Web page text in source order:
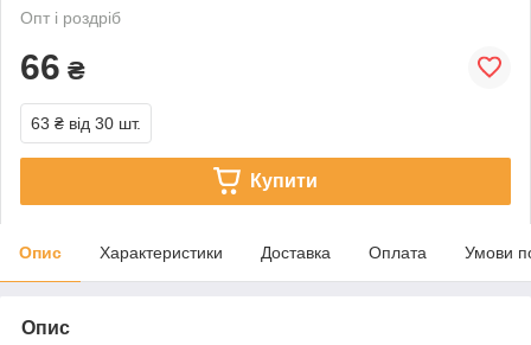
Опт і роздріб
66 ₴
63 ₴ від 30 шт.
Купити
Опис Характеристики Доставка Оплата Умови
Опис